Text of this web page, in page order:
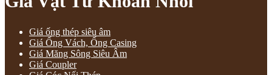
Giá ống thép siêu âm
Giá Ống Vách, Ống Casing
Giá Măng Sông Siêu Âm
Giá Coupler